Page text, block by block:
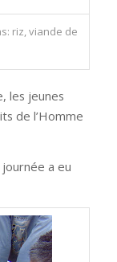
riz, viande de
les jeunes
de l’Homme
a eu